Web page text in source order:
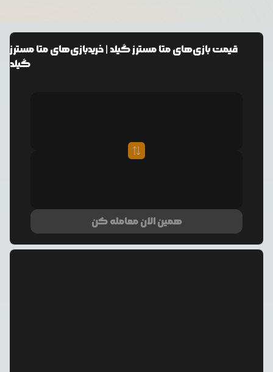
قیمتبازی‌های متا مسترز گیلد | خریدبازی‌های متا مسترز
گیلد
همین الان معامله کن